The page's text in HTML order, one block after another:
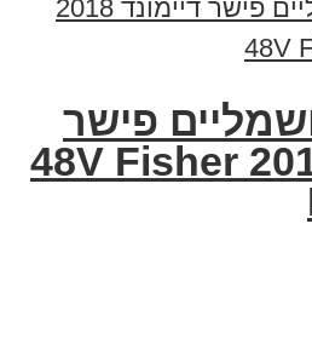
פישר
דיימונד 2018 48V Fisher